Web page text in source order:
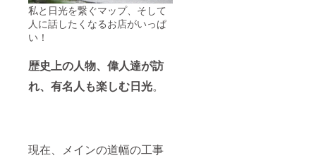
私と日光を繋ぐマップ、そして
人に話したくなるお店がいっぱ
い！
歴史上の人物、偉人達が訪
れ、有名人も楽しむ日光。
現在、メインの道幅の工事